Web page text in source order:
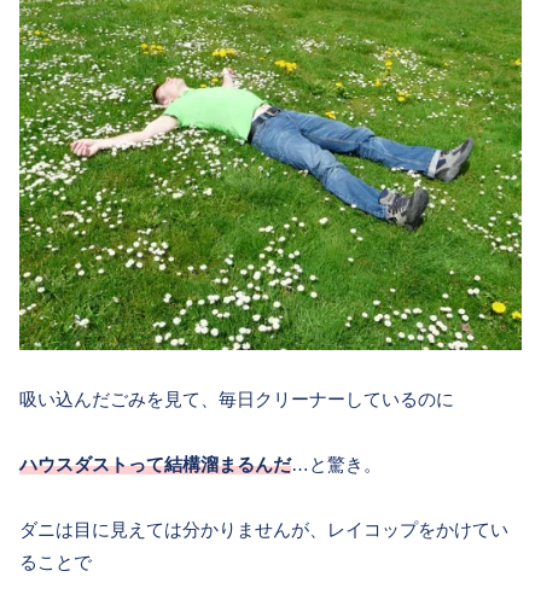
吸い込んだごみを見て、毎日クリーナーしているのに
ハウスダストって結構溜まるんだ…と驚き。
ダニは目に見えては分かりませんが、レイコップをかけてい
ることで